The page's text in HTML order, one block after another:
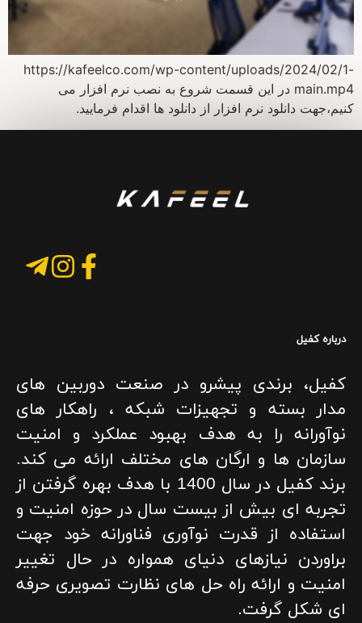
https://kafeelco.com/wp-content/uploads/2024/02/1-
main.mp4 در این قسمت شروع به نصب نرم افزار می
کنیم،جهت دانلود نرم افزار از دانلود ها اقدام فرمایید.
درباره کفیل
کفیل، برندی پیشرو در صنعت دوربین های
مدار بسته و تجهیزات شبکه ، راهکار های
نوآورانه را به هدف بهبود عملکرد و امنیت
سازمان ها و ارگان های مختلف ارائه می کند.
برند کفیل در سال 1400 با هدف بهره گرفتن از
تجربه ای بیش از بیست سال در حوزه امنیت و
استفاده از قدرت نوآوری فناورانه خود جهت
براوردن نیازهای دنیای همواره در حال تغییر
امنیت و ارائه راه حل های نظارت تصویری حرفه
ای شکل گرفت.